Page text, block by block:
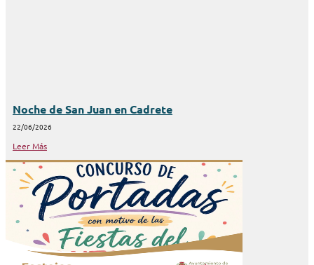
Noche de San Juan en Cadrete
22/06/2026
Leer Más